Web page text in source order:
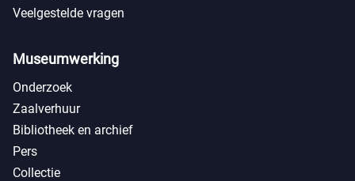
Veelgestelde vragen
Museumwerking
Onderzoek
Zaalverhuur
Bibliotheek en archief
Pers
Collectie